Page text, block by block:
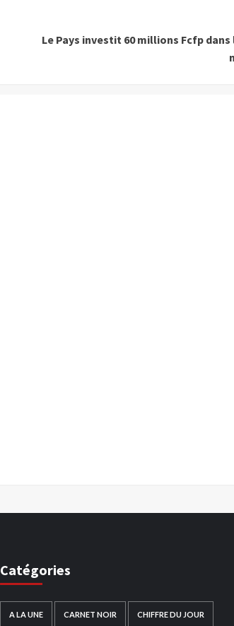
Le Pays investit 60 millions Fcfp
Catégories
A LA UNE CARNET NOIR CHIFFRE DU JOUR